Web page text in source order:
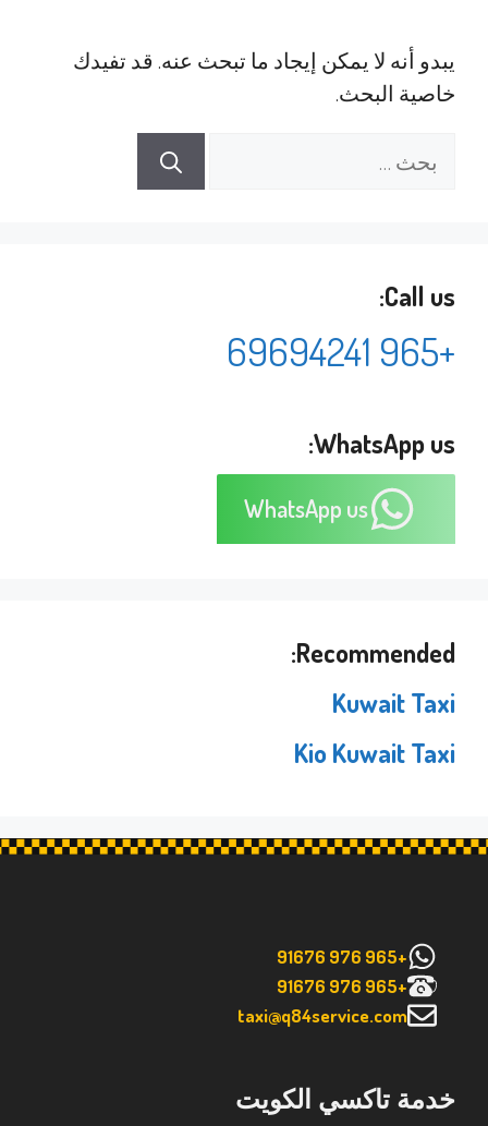
يبدو أنه لا يمكن إيجاد ما تبحث عنه. قد تفيدك
خاصية البحث.
عن:
Call us:
+965 69694241
WhatsApp us:
WhatsApp us
Recommended:
Kuwait Taxi
Kio Kuwait Taxi
+965 976 91676
+965 976 91676
taxi@q84service.com
خدمة تاكسي الكويت